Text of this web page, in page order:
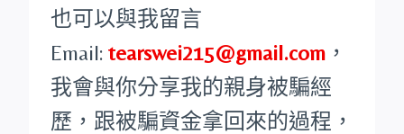
也可以與我留言
Email: tearswei215@gmail.com ，
我會與你分享我的親身被騙經
歷，跟被騙資金拿回來的過程，